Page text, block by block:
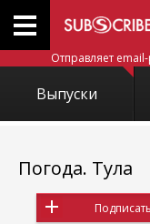
Отправляет
Выпуски
Погода. Тула